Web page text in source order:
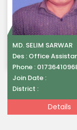
MD. SELIM SARWAR
Des : Office
Phone :
Join Date :
District :
Details